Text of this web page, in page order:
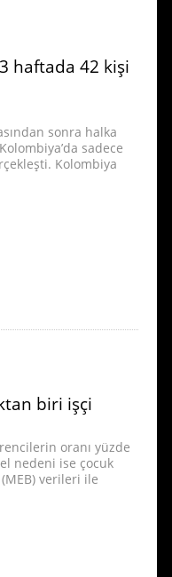
haftada 42 kişi
sonra halka
sadece
Kolombiya
biri işçi
oranı yüzde
nedeni ise çocuk
(MEB) verileri ile